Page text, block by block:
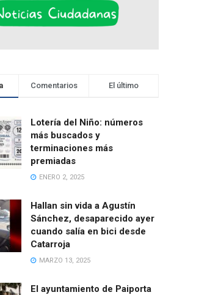
Comentarios El último
Lotería del Niño: números
más buscados y
terminaciones más
premiadas
ENERO 2, 2025
Hallan sin vida a Agustín
Sánchez, desaparecido ayer
cuando salía en bici desde
Catarroja
MARZO 13, 2025
El ayuntamiento de Paiporta